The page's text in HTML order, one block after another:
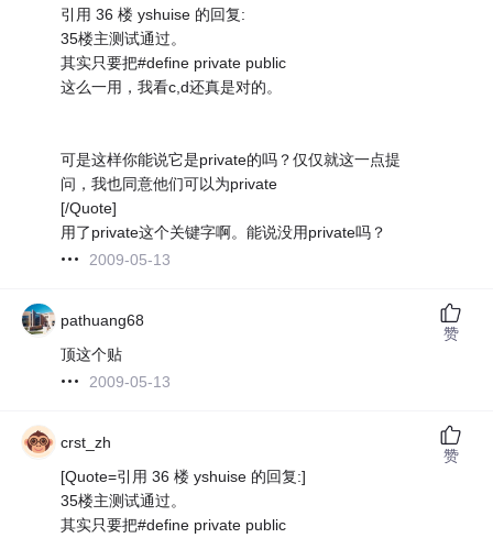
引用 36 楼 yshuise 的回复:
35楼主测试通过。
其实只要把#define private public
这么一用，我看c,d还真是对的。
可是这样你能说它是private的吗？仅仅就这一点提
问，我也同意他们可以为private
[/Quote]
用了private这个关键字啊。能说没用private吗？
2009-05-13
pathuang68
顶这个贴
2009-05-13
赞
crst_zh
[Quote=引用 36 楼 yshuise 的回复:]
35楼主测试通过。
其实只要把#define private public
赞